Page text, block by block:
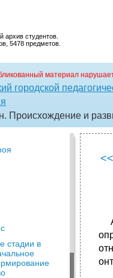
архив студентов.
5478 предметов.
материал
городской
Происхождение и
стадии
и
стадии в
<<